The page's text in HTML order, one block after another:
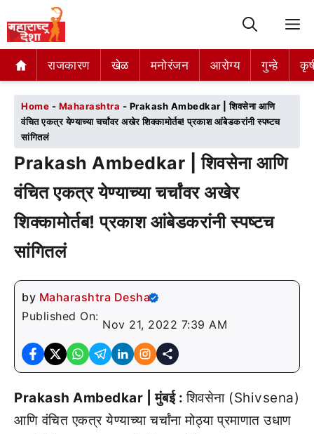
राजकारण खेळ मनोरंजन आरोग्य गुन्हे
राजकारण खेळ मनोरंजन आरोग्य गुन्हे
Home - Maharashtra - Prakash Ambedkar | शिवसेना आणि
वंचित एकत्र येण्याच्या चर्चांवर अखेर शिक्कामोर्तब! प्रकाश आंबेडकरांनी स्पष्टच
सांगितलं
Prakash Ambedkar | शिवसेना आणि
वंचित एकत्र येण्याच्या चर्चांवर अखेर
शिक्कामोर्तब! प्रकाश आंबेडकरांनी स्पष्टच
सांगितलं
by Maharashtra Desha
Published On:
Nov 21, 2022 7:39 AM
Prakash Ambedkar | मुंबई :शिवसेना (Shivsena)
आणि वंचित एकत्र येण्याच्या चर्चांना मोठ्या प्रमाणात उधाण